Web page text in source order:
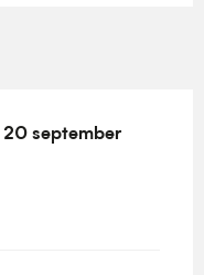
20 september 2026
20 september